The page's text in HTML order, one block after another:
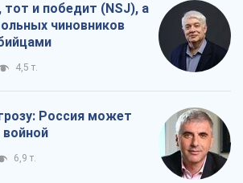
и победит (NSJ), а
чиновников
4,5 т.
Россия может
6,9 т.